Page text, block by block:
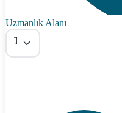
Uzmanlık Alanı
Tümü